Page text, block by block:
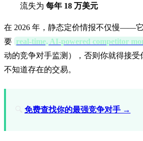
流失为 每年 18 万美元
在 2026 年，静态定价情报不仅慢——
要 real-time, AI-powered competitor
动的竞争对手监测），否则你就得接
不知道存在的交易。
🔍 免费查找你的最强竞争对手 →